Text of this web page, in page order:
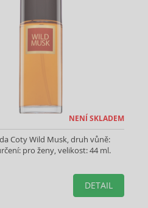
NENÍ SKLADEM
Coty Wild Musk, druh vůně:
pro ženy, velikost: 44 ml.
DETAIL